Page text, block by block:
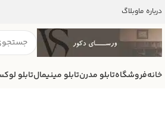
درباره ماوبلاگ
خانهفروشگاهتابلو مدرنتابلو مینیمالتابلو